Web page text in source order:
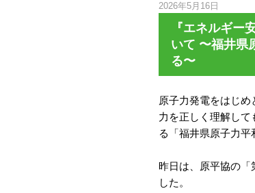
2026年5月16日
『エネルギー
いて 〜福井県
る〜
原子力発電をはじ
力を正しく理解し
る「福井県原子力平
昨日は、原平協の「
した。